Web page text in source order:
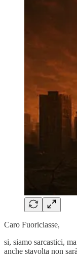
Caro Fuoriclasse,
si, siamo sarcastici,
anche stavolta non